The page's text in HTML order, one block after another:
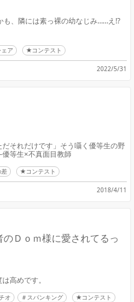
も、隣には素っ裸の幼なじみ……え!?
ア ★コンテスト
2022/5/31
それだけです」そう囁く優等生の野
等生×不真面目教師
★コンテスト
2018/4/11
Ｄｏｍ様に愛されてるっ
高めです。
オ スパンキング ★コンテスト